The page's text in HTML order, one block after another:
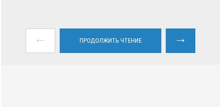
← ПРОДОЛЖИТЬ ЧТЕНИЕ →